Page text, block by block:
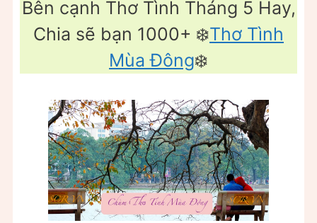
Bên cạnh Thơ Tình Tháng 5 Hay,
Chia sẽ bạn 1000+ ❄️Thơ Tình
Mùa Đông❄️